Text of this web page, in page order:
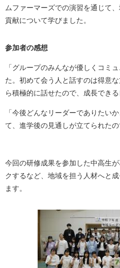
ムファーマーズでの演習を通じて
貢献について学びました。
参加者の感想
「グループのみんなが優しくコミ
た。初めて会う人と話すのは得意
ら積極的に話せたので、成長できる
「今後どんなリーダーでありたい
て、進学後の見通しが立てられたの
今回の研修成果を参加した中高生
クするなど、地域を担う人材へと
ます。